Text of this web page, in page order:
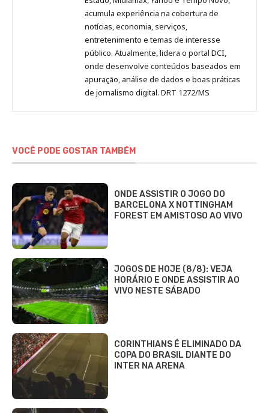
acumula experiência na cobertura de
notícias, economia, serviços,
entretenimento e temas de interesse
público. Atualmente, lidera o portal DCI,
onde desenvolve conteúdos baseados em
apuração, análise de dados e boas práticas
de jornalismo digital. DRT 1272/MS
VOCÊ PODE GOSTAR TAMBÉM
ONDE ASSISTIR O JOGO DO
BARCELONA X NOTTINGHAM
FOREST EM AMISTOSO AO VIVO
JOGOS DE HOJE (8/8): VEJA
HORÁRIO E ONDE ASSISTIR AO
VIVO NESTE SÁBADO
CORINTHIANS É ELIMINADO DA
COPA DO BRASIL DIANTE DO
INTER NA ARENA